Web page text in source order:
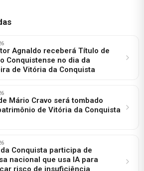
Agnaldo receberá Título de
Conquistense no dia da
de Vitória da Conquista
Mário Cravo será tombado
de Vitória da Conquista
Conquista participa de
nacional que usa IA para
risco de insuficiência